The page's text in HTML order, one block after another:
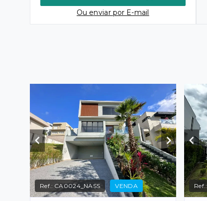
Ou enviar por E-mail
Ref.: CA0024_NASS VENDA Ref.: